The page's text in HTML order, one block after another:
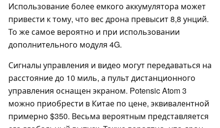
Использование более емкого аккумулятора может
привести к тому, что вес дрона превысит 8,8 унций.
То же самое вероятно и при использовании
дополнительного модуля 4G.
Сигналы управления и видео могут передаваться на
расстояние до 10 миль, а пульт дистанционного
управления оснащен экраном. Potensic Atom 3
можно приобрести в Китае по цене, эквивалентной
примерно $350. Весьма вероятным представляется